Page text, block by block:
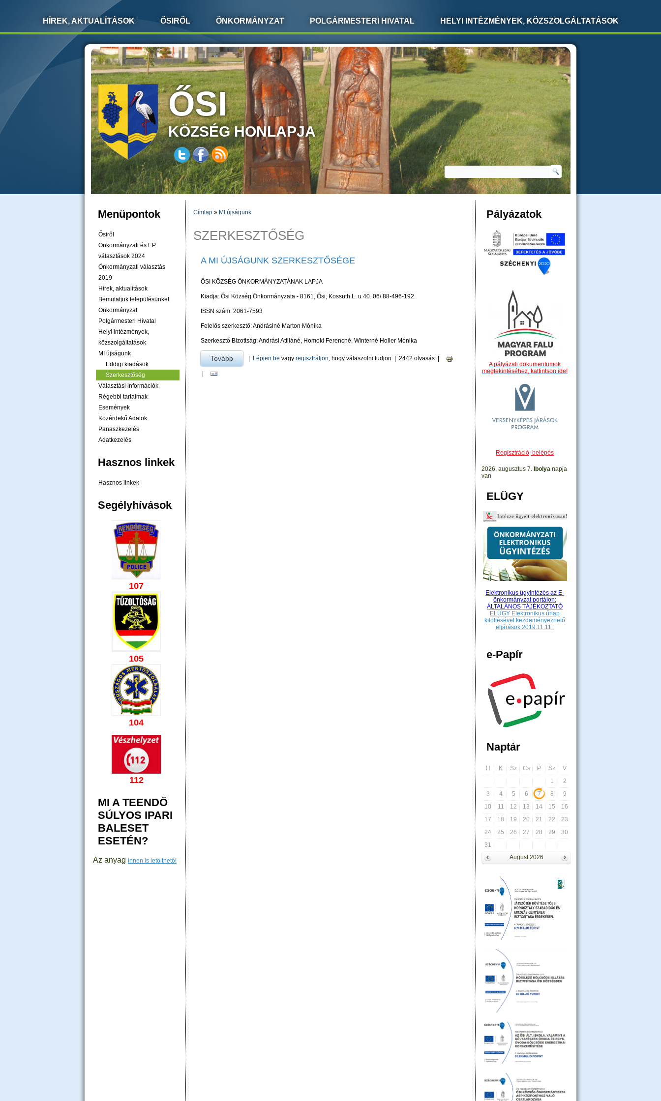
HÍREK, AKTUALÍTÁSOK ŐSIRŐL ÖNKORMÁNYZAT POLGÁRMESTERI HIVATAL HELYI INTÉZMÉNYEK, KÖZSZOLGÁLTATÁSOK
ŐSI
KÖZSÉG HONLAPJA
KERESÉS ŰRLAP
Keresés
Menüpontok
Ősiről
Önkormányzati és EP
választások 2024
Önkormányzati választás
2019
Hírek, aktualítások
Bemutatjuk településünket
Önkormányzat
Polgármesteri Hivatal
Helyi intézmények,
közszolgáltatások
MI újságunk
Eddigi kiadások
Szerkesztőség
Választási információk
Régebbi tartalmak
Események
Közérdekű Adatok
Panaszkezelés
Adatkezelés
Hasznos linkek
Hasznos linkek
Segélyhívások
107
105
104
112
MI A TEENDŐ
SÚLYOS IPARI
BALESET
ESETÉN?
Az anyag innen is letölthető!
JELENLEGI HELY
Címlap » MI újságunk
SZERKESZTŐSÉG
A MI ÚJSÁGUNK SZERKESZTŐSÉGE
ŐSI KÖZSÉG ÖNKORMÁNYZATÁNAK LAPJA
Kiadja: Ősi Község Önkormányzata - 8161, Ősi, Kossuth L. u 40. 06/ 88-496-192
ISSN szám: 2061-7593
Felelős szerkesztő: Andrásiné Marton Mónika
Szerkesztő Bizottság: Andrási Attiláné, Homoki Ferencné, Winterné Holler Mónika
Tovább a A MI újságunk szerkesztősége -ra
| Lépjen be vagy regisztráljon , hogy válaszolni tudjon | 2442 olvasás |
|
Pályázatok
A pályázati dokumentumok
megtekintéséhez, kattintson ide!
Regisztráció, belépés
2026. augusztus 7. Ibolya napja
van
ELÜGY
Elektronikus ügyintézés az E-
önkormányzat portálon:
ÁLTALÁNOS TÁJÉKOZTATÓ
ELÜGY Elektronikus űrlap
kitöltésével kezdeményezhető
eljárások 2019.11.11.
e-Papír
Naptár
H K Sz Cs P Sz
V
1
2
3
4 5 6 7 8
9
10
11 12 13 14 15
16
17
18 19 20 21 22
23
24
25 26 27 28 29
30
31
August 2026